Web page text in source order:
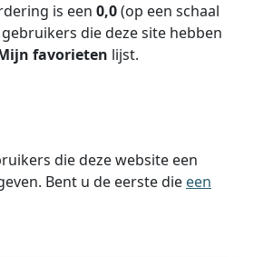
is een 0,0(op een schaal
gebruikers die deze site hebben
favorieten lijst.
die deze website een
Bent u de eerste die een